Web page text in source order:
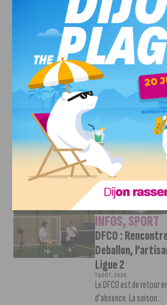
surprises, d’art et de convivialité. Une
artistique à ne pas manquer dans
J'AIME LE DFCO
DFCO : RENCONTRE AVEC
L’ARTISAN DE LA MONTÉE EN
INFOS,SPORT
DFCO :
Deballon,
Ligue 2
7 AOÛT, 2026
Le DFCO est de retour
d’absence. La saison...